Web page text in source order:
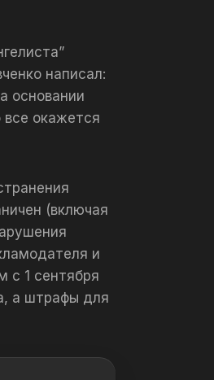
написал:
основании
окажется
(включая
и
с 1 сентября
а штрафы для